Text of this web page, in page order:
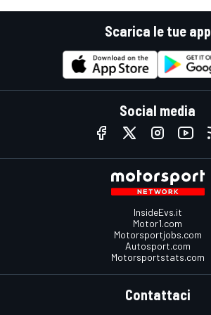
Scarica le tue app
Social media
InsideEvs.it
Motor1.com
Motorsportjobs.com
Autosport.com
Motorsportstats.com
Contattaci